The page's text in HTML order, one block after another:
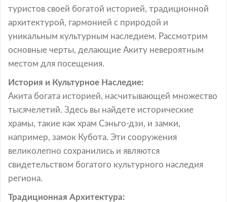
туристов своей богатой историей, традиционной
архитектурой, гармонией с природой и
уникальным культурным наследием. Рассмотрим
основные черты, делающие Акиту невероятным
местом для посещения.
История и Культурное Наследие:
Акита богата историей, насчитывающей множество
тысячелетий. Здесь вы найдете исторические
храмы, такие как храм Сэньго-дзи, и замки,
например, замок Кубота. Эти сооружения
великолепно сохранились и являются
свидетельством богатого культурного наследия
региона.
Традиционная Архитектура: